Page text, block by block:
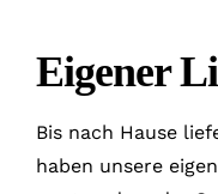
Eigener
Bis nach Hause
haben unsere